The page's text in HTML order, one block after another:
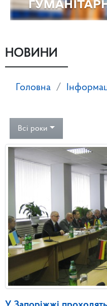
НОВИНИ
Головна
Всі роки